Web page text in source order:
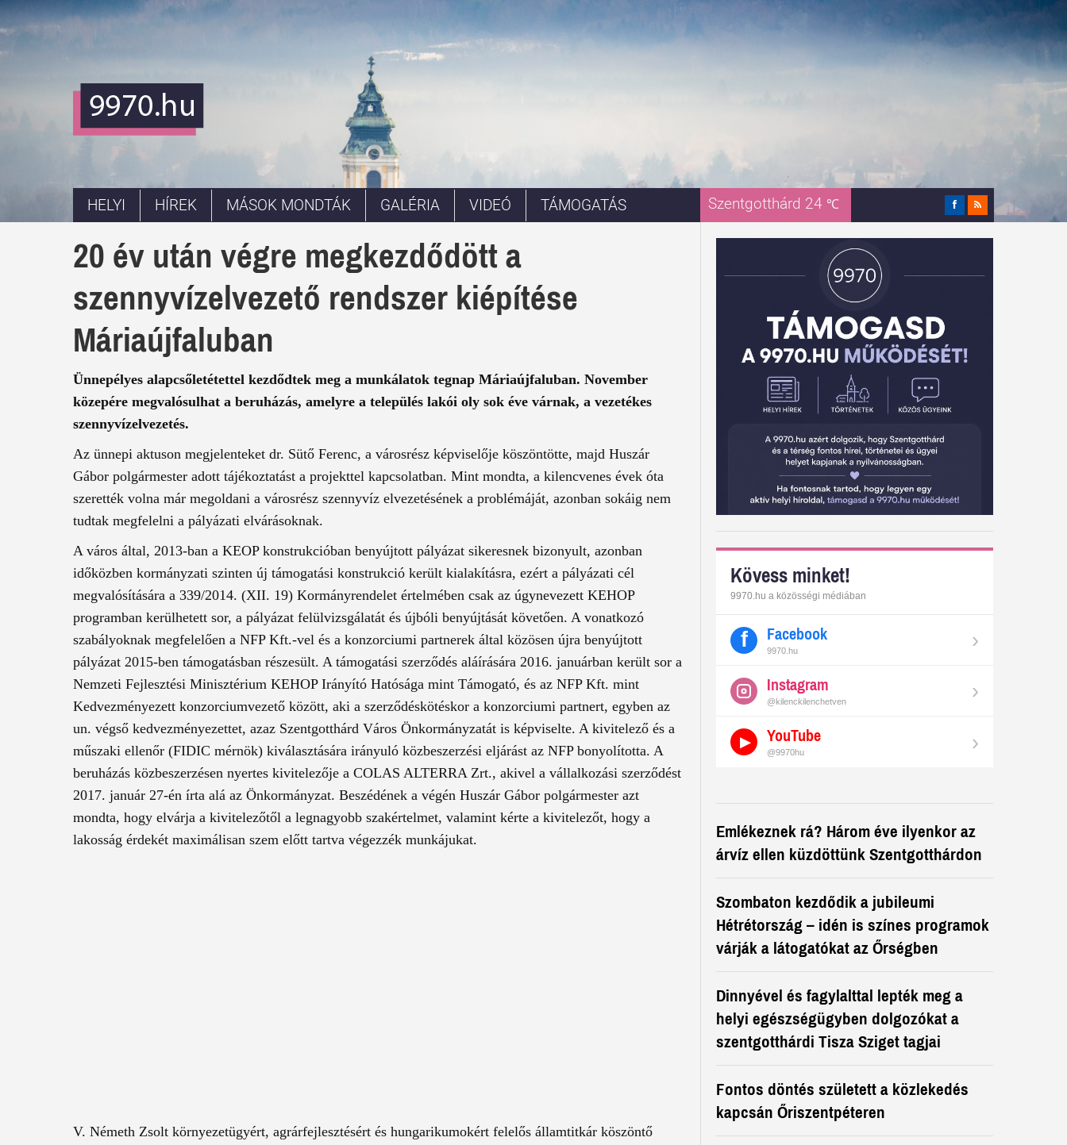
Szentgotthárd 24 ℃
HELYI HÍREK MÁSOK MONDTÁK GALÉRIA VIDEÓ TÁMOGATÁS
20 év után végre megkezdődött a
szennyvízelvezető rendszer kiépítése
Máriaújfaluban
Ünnepélyes alapcsőletétettel kezdődtek meg a munkálatok tegnap Máriaújfaluban. November
közepére megvalósulhat a beruházás, amelyre a település lakói oly sok éve várnak, a vezetékes
szennyvízelvezetés.
Az ünnepi aktuson megjelenteket dr. Sütő Ferenc, a városrész képviselője köszöntötte, majd Huszár
Gábor polgármester adott tájékoztatást a projekttel kapcsolatban. Mint mondta, a kilencvenes évek óta
szerették volna már megoldani a városrész szennyvíz elvezetésének a problémáját, azonban sokáig nem
tudtak megfelelni a pályázati elvárásoknak.
A város által, 2013-ban a KEOP konstrukcióban benyújtott pályázat sikeresnek bizonyult, azonban
időközben kormányzati szinten új támogatási konstrukció került kialakításra, ezért a pályázati cél
megvalósítására a 339/2014. (XII. 19) Kormányrendelet értelmében csak az úgynevezett KEHOP
programban kerülhetett sor, a pályázat felülvizsgálatát és újbóli benyújtását követően. A vonatkozó
szabályoknak megfelelően a NFP Kft.-vel és a konzorciumi partnerek által közösen újra benyújtott
pályázat 2015-ben támogatásban részesült. A támogatási szerződés aláírására 2016. januárban került sor a
Nemzeti Fejlesztési Minisztérium KEHOP Irányító Hatósága mint Támogató, és az NFP Kft. mint
Kedvezményezett konzorciumvezető között, aki a szerződéskötéskor a konzorciumi partnert, egyben az
un. végső kedvezményezettet, azaz Szentgotthárd Város Önkormányzatát is képviselte. A kivitelező és a
műszaki ellenőr (FIDIC mérnök) kiválasztására irányuló közbeszerzési eljárást az NFP bonyolította. A
beruházás közbeszerzésen nyertes kivitelezője a COLAS ALTERRA Zrt., akivel a vállalkozási szerződést
2017. január 27-én írta alá az Önkormányzat. Beszédének a végén Huszár Gábor polgármester azt
mondta, hogy elvárja a kivitelezőtől a legnagyobb szakértelmet, valamint kérte a kivitelezőt, hogy a
lakosság érdekét maximálisan szem előtt tartva végezzék munkájukat.
V. Németh Zsolt környezetügyért, agrárfejlesztésért és hungarikumokért felelős államtitkár köszöntő
Kövess minket!
9970.hu a közösségi médiában
Facebook
9970.hu ›
Instagram
@kilenckilenchetven ›
YouTube
@9970hu ›
Emlékeznek rá? Három éve ilyenkor az
árvíz ellen küzdöttünk Szentgotthárdon
Szombaton kezdődik a jubileumi
Hétrétország – idén is színes programok
várják a látogatókat az Őrségben
Dinnyével és fagylalttal lepték meg a
helyi egészségügyben dolgozókat a
szentgotthárdi Tisza Sziget tagjai
Fontos döntés született a közlekedés
kapcsán Őriszentpéteren